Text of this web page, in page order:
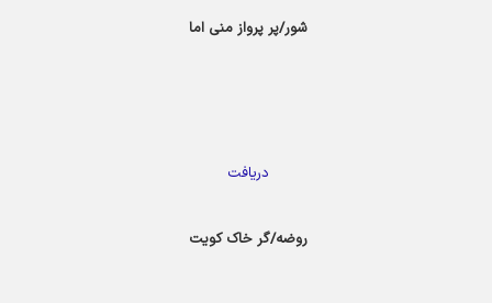
شور/پر پرواز منی اما
دریافت
روضه/گر خاک کویت